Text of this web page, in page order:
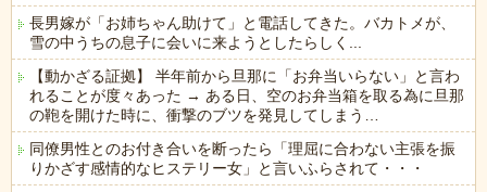
長男嫁が「お姉ちゃん助けて」と電話してきた。バカトメが、
雪の中うちの息子に会いに来ようとしたらしく...
【動かざる証拠】 半年前から旦那に「お弁当いらない」と言わ
れることが度々あった → ある日、空のお弁当箱を取る為に旦那
の鞄を開けた時に、衝撃のブツを発見してしまう…
同僚男性とのお付き合いを断ったら「理屈に合わない主張を振
りかざす感情的なヒステリー女」と言いふらされて・・・